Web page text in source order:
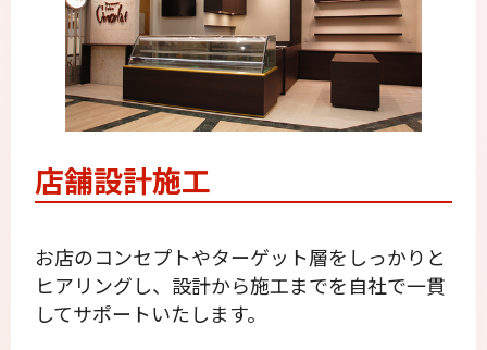
店舗設計施工
お店のコンセプトやターゲット層をしっかりと
ヒアリングし、設計から施工までを自社で一貫
してサポートいたします。